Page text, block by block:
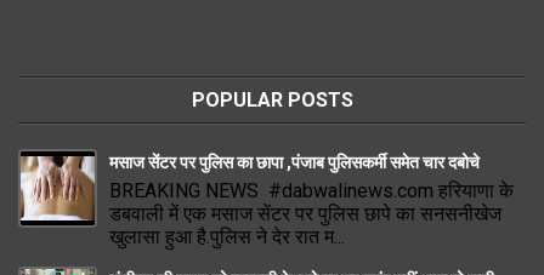
POPULAR POSTS
मसाज सेंटर पर पुलिस का छापा ,पंजाब पुलिसकर्मी समेत चार दबोचे
BREAKING NEWS #dabwalinews.com हरियाणा के
डबवाली में एक मसाज सेंटर पर पुलिस छापे का सनसनीखेज
खुलासा हुआ है.पुलिस ने देर रात म...